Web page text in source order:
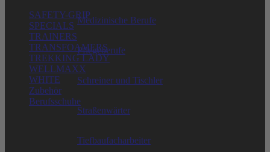
Medizinische Berufe
Pflegeberufe
Schreiner und Tischler
Straßenwärter
Tiefbaufacharbeiter
SAFETY-GRIP
SPECIALS
TRAINERS
TRANSFOAMERS
TREKKING LADY
WELLMAXX
WHITE
Zubehör
Berufsschuhe